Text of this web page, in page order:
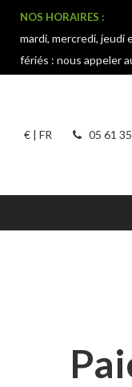
NOS HORAIRES :
mardi, mercredi, jeudi
fériés : nous appeler
€ | FR 05 61